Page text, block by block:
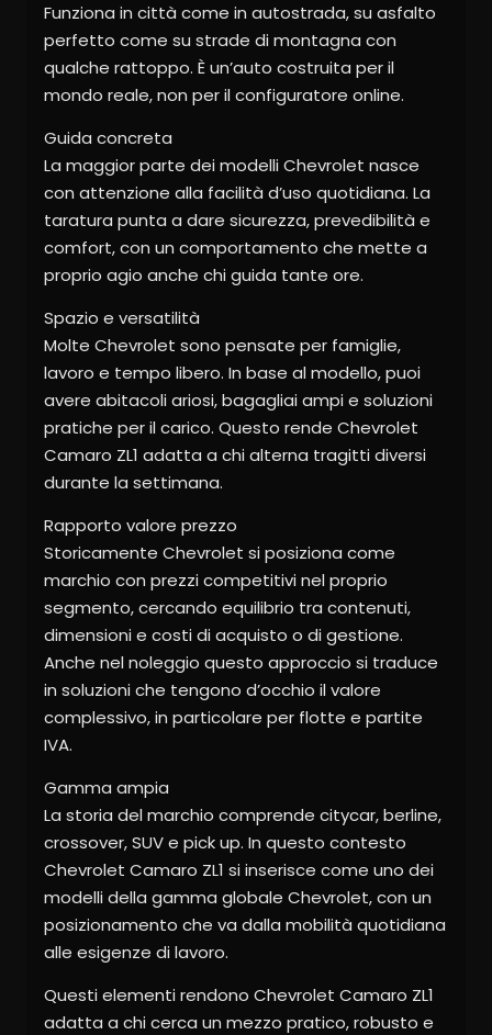
Funziona in città come in autostrada, su asfalto
perfetto come su strade di montagna con
qualche rattoppo. È un’auto costruita per il
mondo reale, non per il configuratore online.
Guida concreta
La maggior parte dei modelli Chevrolet nasce
con attenzione alla facilità d’uso quotidiana. La
taratura punta a dare sicurezza, prevedibilità e
comfort, con un comportamento che mette a
proprio agio anche chi guida tante ore.
Spazio e versatilità
Molte Chevrolet sono pensate per famiglie,
lavoro e tempo libero. In base al modello, puoi
avere abitacoli ariosi, bagagliai ampi e soluzioni
pratiche per il carico. Questo rende Chevrolet
Camaro ZL1 adatta a chi alterna tragitti diversi
durante la settimana.
Rapporto valore prezzo
Storicamente Chevrolet si posiziona come
marchio con prezzi competitivi nel proprio
segmento, cercando equilibrio tra contenuti,
dimensioni e costi di acquisto o di gestione.
Anche nel noleggio questo approccio si traduce
in soluzioni che tengono d’occhio il valore
complessivo, in particolare per flotte e partite
IVA.
Gamma ampia
La storia del marchio comprende citycar, berline,
crossover, SUV e pick up. In questo contesto
Chevrolet Camaro ZL1 si inserisce come uno dei
modelli della gamma globale Chevrolet, con un
posizionamento che va dalla mobilità quotidiana
alle esigenze di lavoro.
Questi elementi rendono Chevrolet Camaro ZL1
adatta a chi cerca un mezzo pratico, robusto e